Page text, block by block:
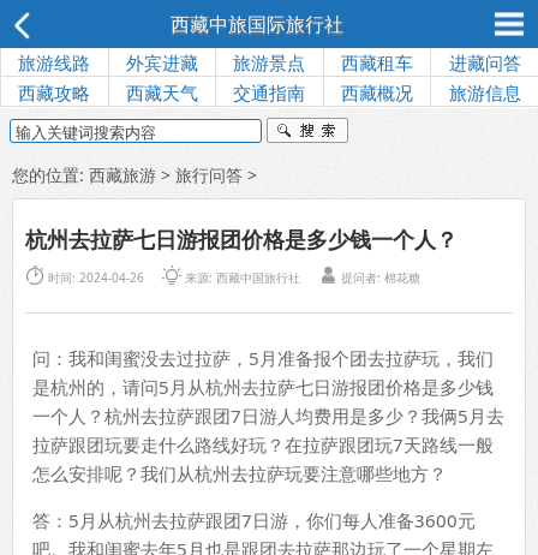
西藏中旅国际旅行社
旅游线路 外宾进藏 旅游景点 西藏租车
进藏问答
西藏攻略
西藏天气 交通指南 西藏概况 旅游信息
您的位置: 西藏旅游 > 旅行问答 >
杭州去拉萨七日游报团价格是多少钱一个人？
 时间: 2024-04-26 来源: 西藏中国旅行社  提问者: 棉花糖
问：我和闺蜜没去过拉萨，5月准备报个团去拉萨玩，我们
是杭州的，请问5月从杭州去拉萨七日游报团价格是多少钱
一个人？杭州去拉萨跟团7日游人均费用是多少？我俩5月去
拉萨跟团玩要走什么路线好玩？在拉萨跟团玩7天路线一般
怎么安排呢？我们从杭州去拉萨玩要注意哪些地方？
答：5月从杭州去拉萨跟团7日游，你们每人准备3600元
吧。我和闺蜜去年5月也是跟团去拉萨那边玩了一个星期左